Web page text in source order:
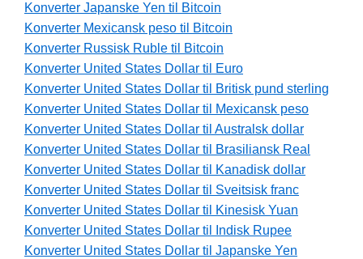
Konverter Japanske Yen til Bitcoin
Konverter Mexicansk peso til Bitcoin
Konverter Russisk Ruble til Bitcoin
Konverter United States Dollar til Euro
Konverter United States Dollar til Britisk pund sterling
Konverter United States Dollar til Mexicansk peso
Konverter United States Dollar til Australsk dollar
Konverter United States Dollar til Brasiliansk Real
Konverter United States Dollar til Kanadisk dollar
Konverter United States Dollar til Sveitsisk franc
Konverter United States Dollar til Kinesisk Yuan
Konverter United States Dollar til Indisk Rupee
Konverter United States Dollar til Japanske Yen